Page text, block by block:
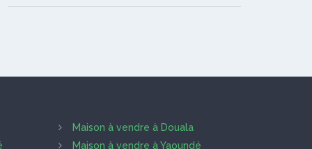
Maison à vendre à Douala
Maison à vendre à Yaoundé